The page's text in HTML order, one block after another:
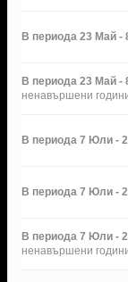
В периода 23 Май -
В периода 23 Май -
ненавършени
В периода 7 Юли -
В периода 7 Юли -
В периода 7 Юли -
ненавършени